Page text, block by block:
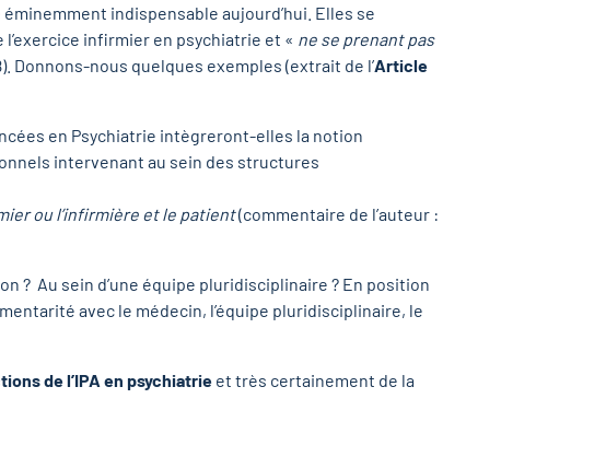
indispensable aujourd’hui. Elles se
infirmier en psychiatrie et « ne se prenant pas
Donnons-nous quelques exemples (extrait de l’Article
en Psychiatrie intègreront-elles la notion
intervenant au sein des structures
ou l’infirmière et le patient(commentaire de l’auteur :
? Au sein d’une équipe pluridisciplinaire ? En position
avec le médecin, l’équipe pluridisciplinaire, le
de l’IPA en psychiatrie et très certainement de la